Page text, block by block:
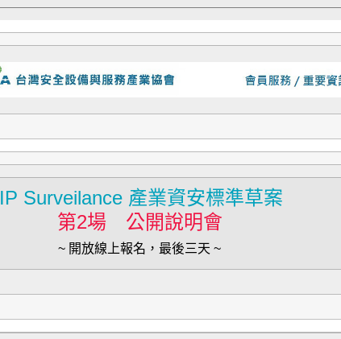
IP Surveilance 產業資安標準草案
第2場 公開說明會
~ 開放線上報名，最後三天 ~